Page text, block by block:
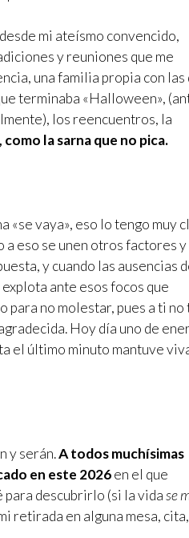
mi ateísmo convencido,
y reuniones que me
una familia propia con las
terminaba «Halloween»,
los reencuentros, la
la sarna que no pica.
«se vaya», eso lo tengo muy
a eso se unen otros factores y
y cuando las ausencias
ante esos focos que
no molestar, pues a ti no
Hoy día uno de
el último minuto mantuve
y serán.A todos muchísimas
en este 2026en el que
para descubrirlo (si la vidase
retirada en alguna mesa, cita,